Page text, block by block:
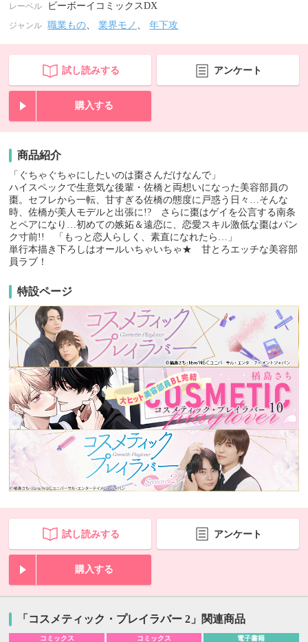
レーベル ビーボーイコミックスDX
ジャンル 職業もの、業界モノ 、年下攻
試し読みする アンケート
購入する
商品紹介
「ぐちゃぐちゃにしたいのは棗さんだけなんで」
ハイスペックで生意気な後輩・佐橋と両想いになった美容部員の
棗。セフレから一転、甘すぎる佐橋の態度に戸惑う日々…そんな
時、佐橋が美人モデルと出張に!? さらに棗はゲイを公言する南条
とペアになり…初めての嫉妬＆遠恋に、恋愛スキル激低な棗はパン
ク寸前!! 「もっと恋人らしく、素直になれたら…」
単行本描き下ろしはオールいちゃいちゃ★ 甘とろエッチな美容部
員ラブ！
特設ページ
試し読みする アンケート
購入する
「コスメティック・プレイラバー 2」関連商品
コミックス コミックス 電子書籍